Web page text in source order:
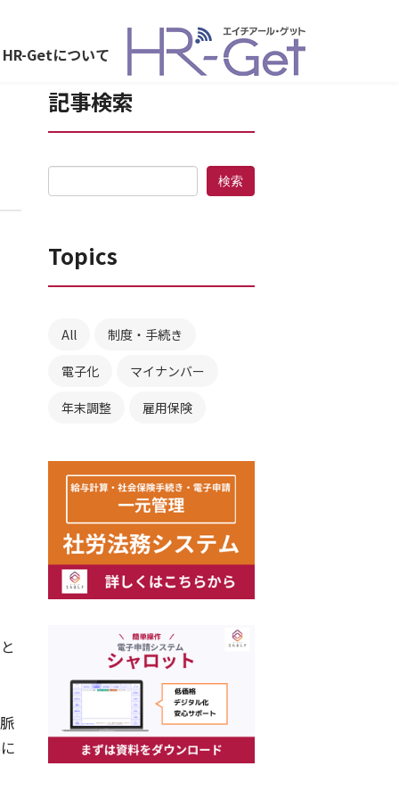
HR-Getについて
記事検索
Topics
All 制度・手続き
電子化 マイナンバー
年末調整 雇用保険